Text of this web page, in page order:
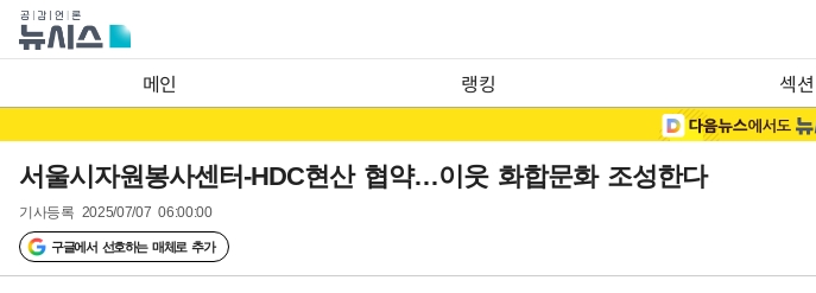
메인 랭킹 섹션
서울시자원봉사센터-HDC현산 협약…이웃 화합문화 조성한다
기사등록 2025/07/07 06:00:00
구글에서 선호하는 매체로 추가